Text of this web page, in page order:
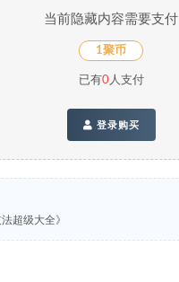
当前隐藏内容需要支付
1聚币
已有0人支付
登录购买
超级大全》